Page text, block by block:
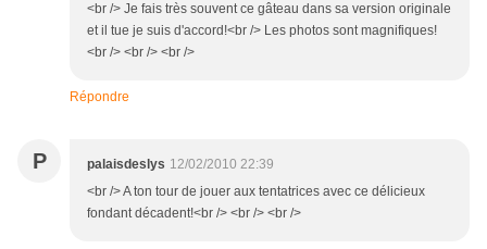
<br /> Je fais très souvent ce gâteau dans sa version originale
et il tue je suis d'accord!<br /> Les photos sont magnifiques!
<br /> <br /> <br />
Répondre
P palaisdeslys 12/02/2010 22:39
<br /> A ton tour de jouer aux tentatrices avec ce délicieux
fondant décadent!<br /> <br /> <br />